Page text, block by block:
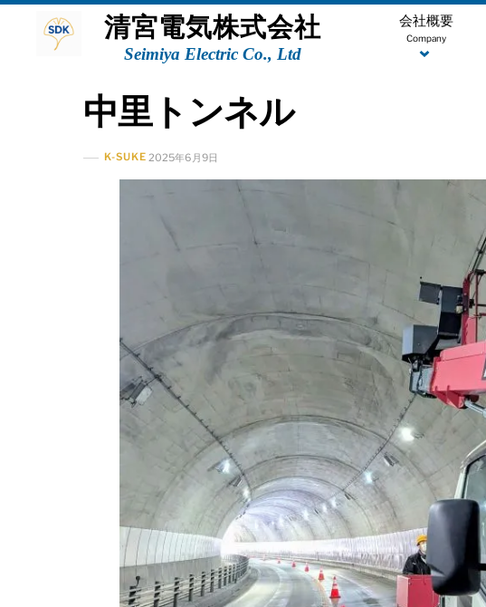
Skip
清宮電気株式会社
Seimiya Electric Co., Ltd
Company
会社概要
中里トンネル
K-SUKE 2025年6月9日